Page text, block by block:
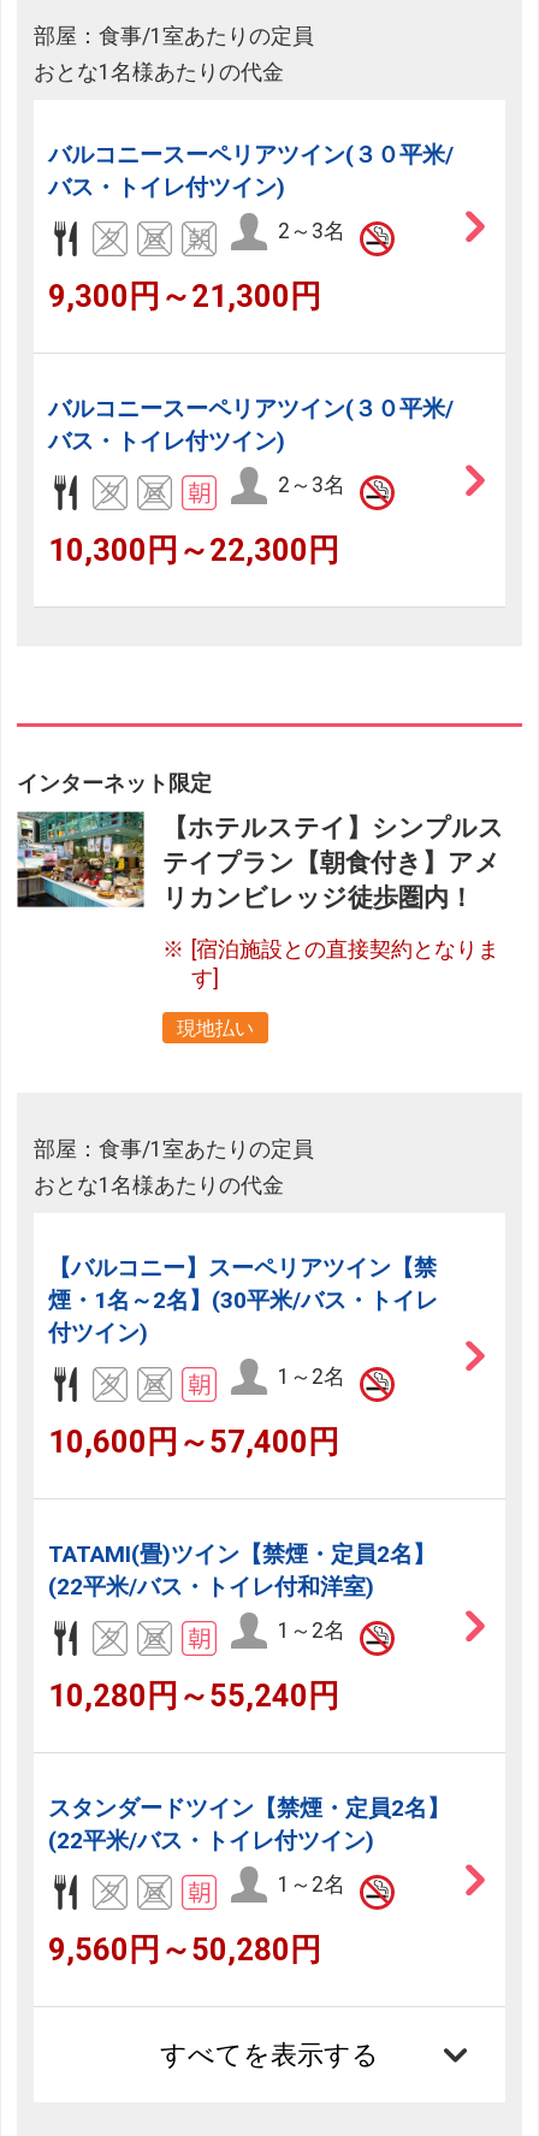
部屋：食事/1室あたりの定員
おとな1名様あたりの代金
バルコニースーペリアツイン(３０平米/
バス・トイレ付ツイン)
2～3名
9,300円～21,300円
バルコニースーペリアツイン(３０平米/
バス・トイレ付ツイン)
2～3名
10,300円～22,300円
インターネット限定
【ホテルステイ】シンプルス
テイプラン【朝食付き】アメ
リカンビレッジ徒歩圏内！
[宿泊施設との直接契約となりま
す]
現地払い
部屋：食事/1室あたりの定員
おとな1名様あたりの代金
【バルコニー】スーペリアツイン【禁
煙・1名～2名】(30平米/バス・トイレ
付ツイン)
1～2名
10,600円～57,400円
TATAMI(畳)ツイン【禁煙・定員2名】
(22平米/バス・トイレ付和洋室)
1～2名
10,280円～55,240円
スタンダードツイン【禁煙・定員2名】
(22平米/バス・トイレ付ツイン)
1～2名
9,560円～50,280円
すべてを表示する